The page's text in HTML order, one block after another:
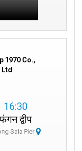
1970 Co.,
Ltd
16:30
द्वीप
Sala Pier